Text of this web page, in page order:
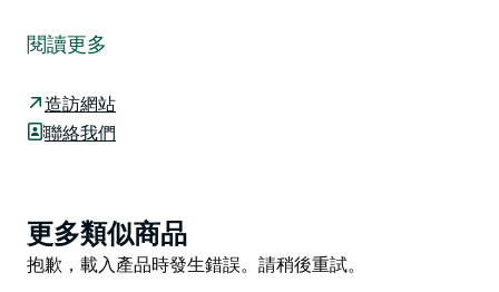
(Gunnedah) 的中心地帶。
尼達遊客資訊中心隔街相望，是家庭、遊客和當地居民的
活力聚集地。
寬敞舒適，適合所有年齡段的兒童；而位於布魯姆菲爾德
街 (Bloomfield Street) 的封閉式遊樂場則為小小冒險家
們提供了一個安全有趣的場所。
閱讀更多
造訪網站
聯絡我們
Product
List
更多類似商品
Product
抱歉，載入產品時發生錯誤。請稍後重試。